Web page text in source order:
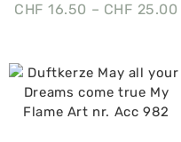
CHF 16.50 – CHF 25.00